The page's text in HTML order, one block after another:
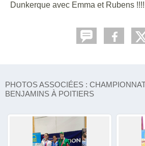
Dunkerque avec Emma et Rubens
PHOTOS ASSOCIÉES :
BENJAMINS À POITIERS